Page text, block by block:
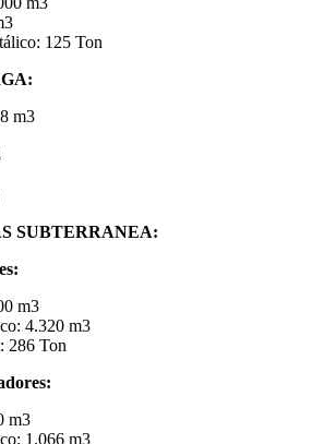
125 Ton
m3
SUBTERRANEA:
m3
4.320 m3
286 Ton
m3
1.066 m3